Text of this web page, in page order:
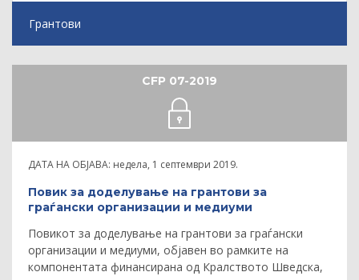
Грантови
CFP 07-2019
ДАТА НА ОБЈАВА: недела, 1 септември 2019.
Повик за доделување на грантови за
граѓански организации и медиуми
Повикот за доделување на грантови за граѓански
организации и медиуми, објавен во рамките на
компонентата финансирана од Кралството Шведска,